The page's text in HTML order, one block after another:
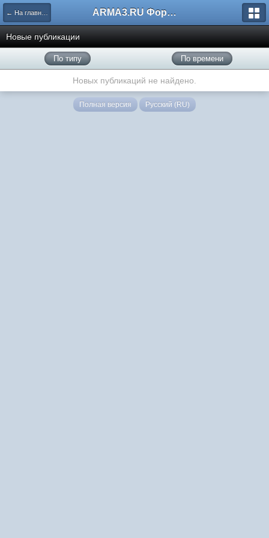
← На главную ARMA3.RU Форум
Новые публикации
По типу По времени
Новых публикаций не найдено.
Полная версия Русский (RU)